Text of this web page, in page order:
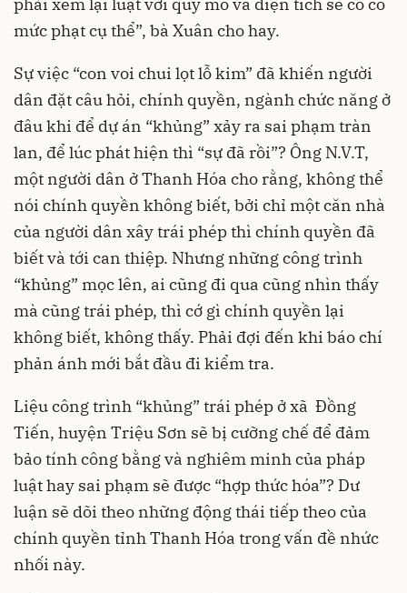
phải xem lại luật với quy mô và diện tích sẽ có có
mức phạt cụ thể”, bà Xuân cho hay.
Sự việc “con voi chui lọt lỗ kim” đã khiến người
dân đặt câu hỏi, chính quyền, ngành chức năng ở
đâu khi để dự án “khủng” xảy ra sai phạm tràn
lan, để lúc phát hiện thì “sự đã rồi”? Ông N.V.T,
một người dân ở Thanh Hóa cho rằng, không thể
nói chính quyền không biết, bởi chỉ một căn nhà
của người dân xây trái phép thì chính quyền đã
biết và tới can thiệp. Nhưng những công trình
“khủng” mọc lên, ai cũng đi qua cũng nhìn thấy
mà cũng trái phép, thì cớ gì chính quyền lại
không biết, không thấy. Phải đợi đến khi báo chí
phản ánh mới bắt đầu đi kiểm tra.
Liệu công trình “khủng” trái phép ở xã Đồng
Tiến, huyện Triệu Sơn sẽ bị cưỡng chế để đảm
bảo tính công bằng và nghiêm minh của pháp
luật hay sai phạm sẽ được “hợp thức hóa”? Dư
luận sẽ dõi theo những động thái tiếp theo của
chính quyền tỉnh Thanh Hóa trong vấn đề nhức
nhối này.